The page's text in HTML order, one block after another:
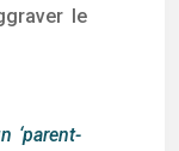
le
‘parent-